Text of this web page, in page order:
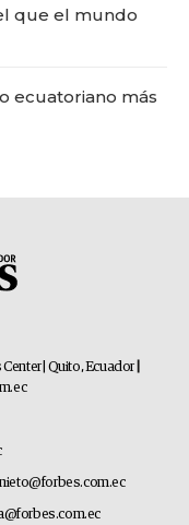
que el mundo
ecuatoriano más
| Quito, Ecuador